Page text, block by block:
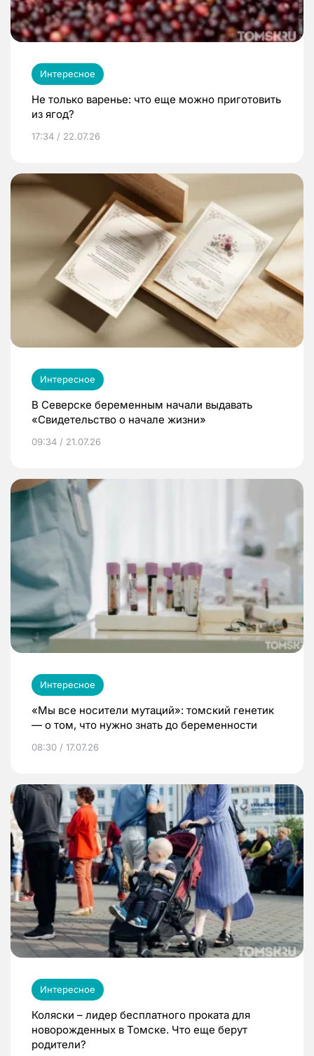
Интересное
Не только варенье: что еще можно приготовить
из ягод?
17:34 / 22.07.26
Интересное
В Северске беременным начали выдавать
«Свидетельство о начале жизни»
09:34 / 21.07.26
Интересное
«Мы все носители мутаций»: томский генетик
— о том, что нужно знать до беременности
08:30 / 17.07.26
Интересное
Коляски – лидер бесплатного проката для
новорожденных в Томске. Что еще берут
родители?